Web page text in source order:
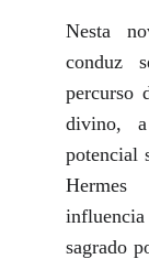
Nesta
conduz
percurso
divino,
potencial
influencia
sagrado